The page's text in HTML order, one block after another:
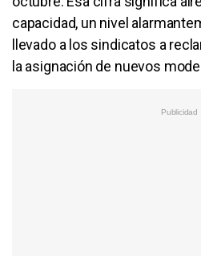
capacidad, un nivel
llevado a los sindicatos a
la asignación de nuevos